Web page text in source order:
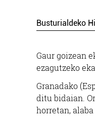
Busturialdeko
Gaur goizean
ezagutzeko
Granadako
ditu bidaian.
horretan,